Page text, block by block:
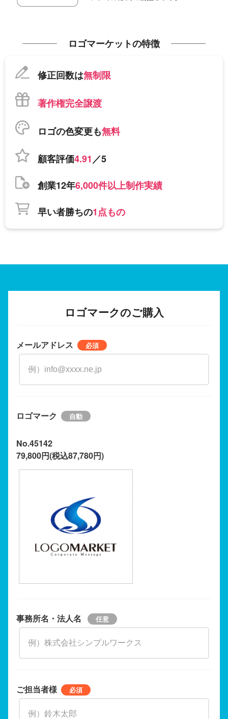
ロゴマーケットの特徴
修正回数は無制限
著作権完全譲渡
ロゴの色変更も無料
顧客評価4.91／5
創業12年6,000件以上制作実績
早い者勝ちの1点もの
ロゴマークのご購入
メールアドレス
ロゴマーク
No.45142
79,800円(税込87,780円)
事務所名・法人名
ご担当者様